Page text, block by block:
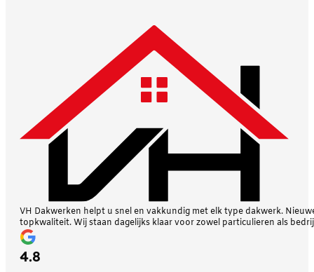
VH Dakwerken helpt u snel en vakkundig met elk type dakwerk.
topkwaliteit. Wij staan dagelijks klaar voor zowel particulieren als
4.8